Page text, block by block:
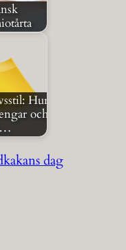
Hur
och
dag